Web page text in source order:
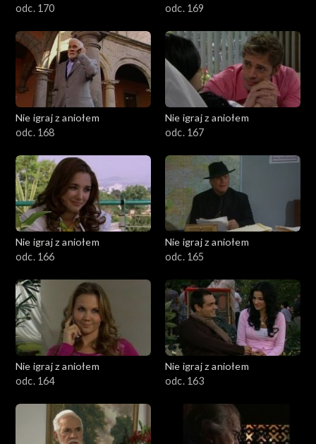
odc. 170
odc. 169
Nie igraj z aniołem
odc. 168
Nie igraj z aniołem
odc. 167
Nie igraj z aniołem
odc. 166
Nie igraj z aniołem
odc. 165
Nie igraj z aniołem
odc. 164
Nie igraj z aniołem
odc. 163